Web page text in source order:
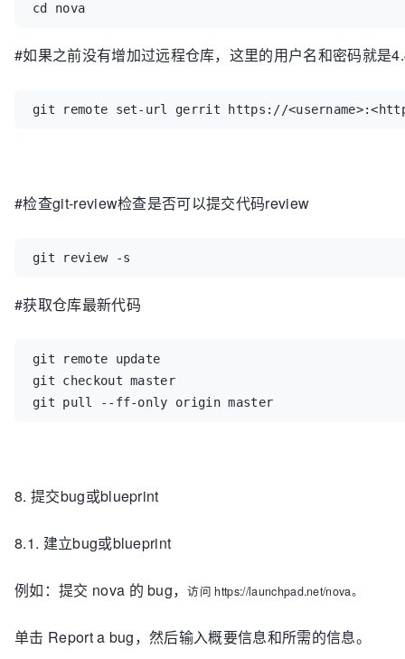
cd nova
#如果之前没有增加过远程仓库，这里的用户名和密码就是
git remote set-url gerrit https://
#检查git-review检查是否可以提交代码review
git review -s
#获取仓库最新代码
git remote update
git checkout master
git pull --ff-only origin master
8. 提交bug或blueprint
8.1. 建立bug或blueprint
例如：提交 nova 的 bug，访问 https://launchpad.net/nova。
单击 Report a bug，然后输入概要信息和所需的信息。